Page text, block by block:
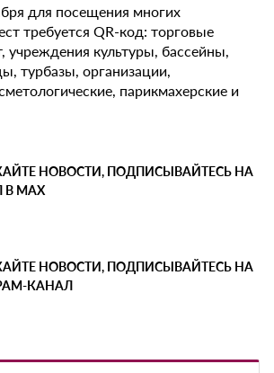
для посещения многих
требуется QR-код: торговые
культуры, бассейны,
турбазы, организации,
парикмахерские и
НОВОСТИ, ПОДПИСЫВАЙТЕСЬ НА
MAX
НОВОСТИ, ПОДПИСЫВАЙТЕСЬ НА
КАНАЛ